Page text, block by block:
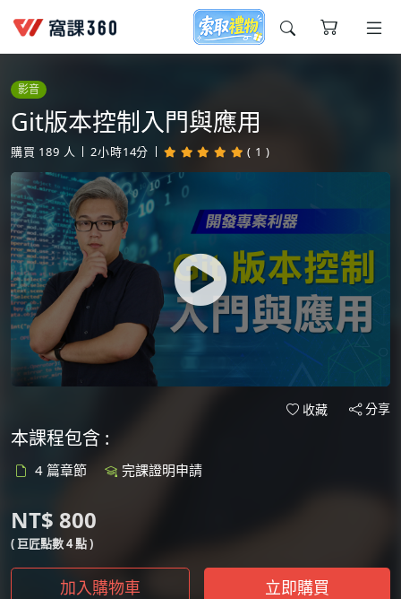
今天想要學什麼?
窩課推薦給您
影音
Git版本控制入門與應用
購買 189 人 2小時14分 ( 1 )
收藏 分享
本課程包含 :
4 篇章節 完課證明申請
NT$ 800
( 巨匠點數 4 點 )
加入購物車 立即購買